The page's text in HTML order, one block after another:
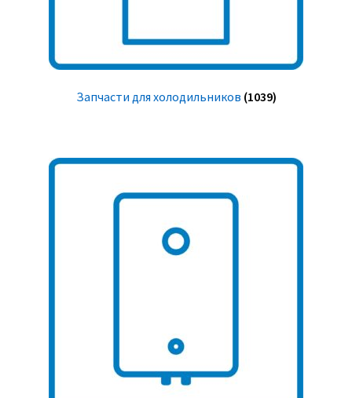
Запчасти для холодильников (1039)